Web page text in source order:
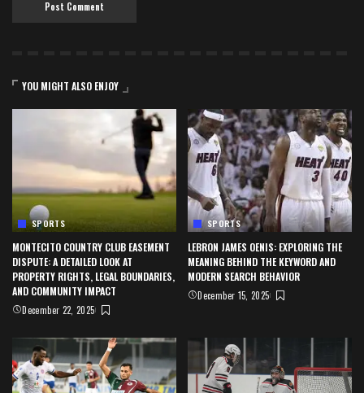
YOU MIGHT ALSO ENJOY
SPORTS
MONTECITO COUNTRY CLUB EASEMENT
DISPUTE: A DETAILED LOOK AT
PROPERTY RIGHTS, LEGAL BOUNDARIES,
AND COMMUNITY IMPACT
December 22, 2025
SPORTS
LEBRON JAMES OENIS: EXPLORING THE
MEANING BEHIND THE KEYWORD AND
MODERN SEARCH BEHAVIOR
December 15, 2025